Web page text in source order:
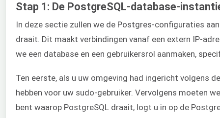
Stap 1: De PostgreSQL-database-
In deze sectie zullen we de Postgres-configuraties
draait. Dit maakt verbindingen vanaf een extern IP-
we een database en een gebruikersrol aanmaken,
Ten eerste, als u uw omgeving had ingericht volgens
hebben voor uw sudo-gebruiker. Vervolgens moeten
bent waarop PostgreSQL draait, logt u in op de